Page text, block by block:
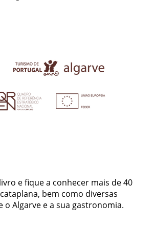
e fique a conhecer mais de 40
bem como diversas
o Algarve e a sua gastronomia.